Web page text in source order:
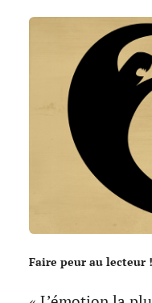
Faire peur au lecteur !